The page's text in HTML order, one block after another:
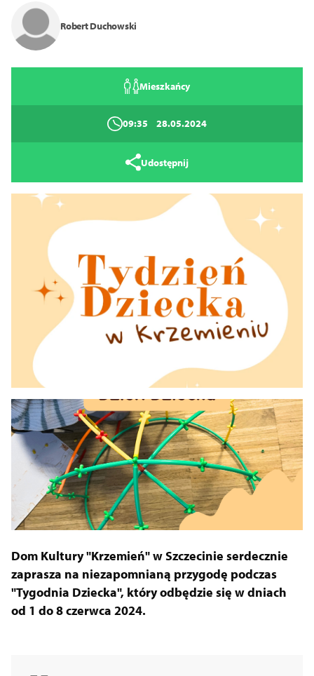
Tryb wysokiego kontrastu
14 16
Zamknij
Robert Duchowski
Mieszkańcy
09:35 28.05.2024
Udostępnij
Dom Kultury "Krzemień" w Szczecinie serdecznie
zaprasza na niezapomnianą przygodę podczas
"Tygodnia Dziecka", który odbędzie się w dniach
od 1 do 8 czerwca 2024.